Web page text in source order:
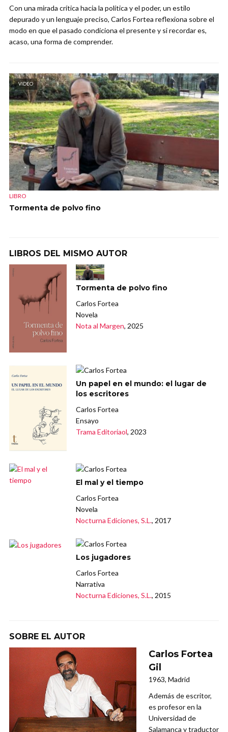
Con una mirada crítica hacia la política y el poder, un estilo
depurado y un lenguaje preciso, Carlos Fortea reflexiona sobre el
modo en que el pasado condiciona el presente y si recordar es,
acaso, una forma de comprender.
VIDEO
LIBRO
Tormenta de polvo fino
LIBROS DEL MISMO AUTOR
Tormenta de polvo fino
Carlos Fortea
Novela
Nota al Margen, 2025
Un papel en el mundo: el lugar de
los escritores
Carlos Fortea
Ensayo
Trama Editoriaol, 2023
El mal y el tiempo
Carlos Fortea
Novela
Nocturna Ediciones, S.L., 2017
Los jugadores
Carlos Fortea
Narrativa
Nocturna Ediciones, S.L., 2015
SOBRE EL AUTOR
Carlos Fortea
Gil
1963, Madrid
Además de escritor,
es profesor en la
Universidad de
Salamanca y traductor